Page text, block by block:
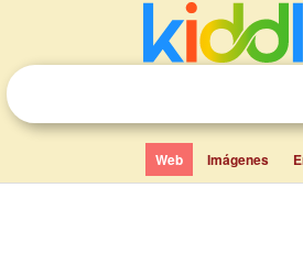
Web Imágenes